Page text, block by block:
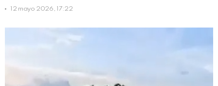
12 mayo 2026, 17:22